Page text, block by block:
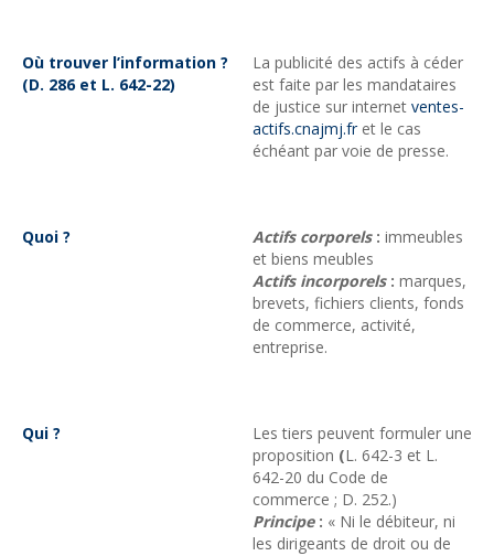
Où trouver l’information ?
(D. 286 et L. 642-22)
La publicité des actifs à céder
est faite par les mandataires
de justice sur internet ventes-
actifs.cnajmj.fret le cas
échéant par voie de presse.
Quoi ? Actifs corporels: immeubles
et biens meubles
Actifs incorporels : marques,
brevets, fichiers clients, fonds
de commerce, activité,
entreprise.
Qui ?
Les tiers peuvent formuler une
proposition (L. 642-3 et L.
642-20 du Code de
commerce ; D. 252.)
Principe : « Ni le débiteur, ni
les dirigeants de droit ou de